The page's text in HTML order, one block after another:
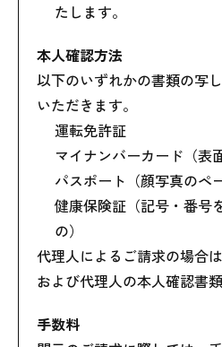
たします。
本人確認方法
以下のいずれかの書類の写
いただきます。
運転免許証
マイナンバーカード（表
パスポート（顔写真のペ
健康保険証（記号・番号
の）
代理人によるご請求の場合
および代理人の本人確認書
手数料